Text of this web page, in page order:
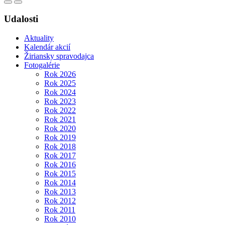
Udalosti
Aktuality
Kalendár akcií
Žiriansky spravodajca
Fotogalérie
Rok 2026
Rok 2025
Rok 2024
Rok 2023
Rok 2022
Rok 2021
Rok 2020
Rok 2019
Rok 2018
Rok 2017
Rok 2016
Rok 2015
Rok 2014
Rok 2013
Rok 2012
Rok 2011
Rok 2010